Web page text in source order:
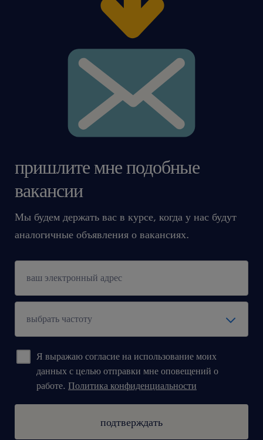
пришлите мне подобные
вакансии
Мы будем держать вас в курсе, когда у нас будут
аналогичные объявления о вакансиях.
Я выражаю согласие на использование моих
данных с целью отправки мне оповещений о
работе. Политика конфиденциальности
подтверждать